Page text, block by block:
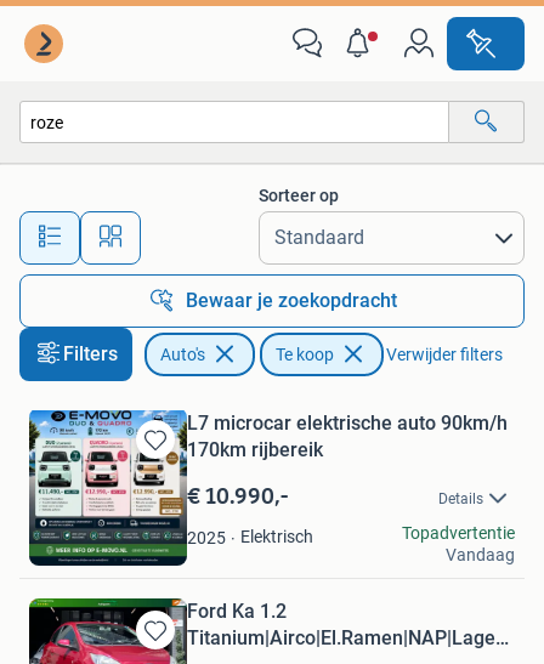
Alle afstanden…
Sorteer op
Bewaar je zoekopdracht
Filters Auto's Te koop Verwijder filters
Bewaren
in
Mijn
Favorieten
L7 microcar elektrische auto 90km/h
170km rijbereik
€ 10.990,- Details
2025 Elektrisch
E-MOVO
Oudewater
Topadvertentie
Vandaag
Bewaren
Ford Ka 1.2
Titanium|Airco|El.Ramen|NAP|Lage